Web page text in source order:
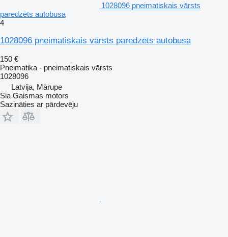
1028096 pneimatiskais vārsts
paredzēts autobusa
4
1028096 pneimatiskais vārsts paredzēts autobusa
150 €
Pneimatika - pneimatiskais vārsts
1028096
Latvija, Mārupe
Sia Gaismas motors
Sazināties ar pārdevēju